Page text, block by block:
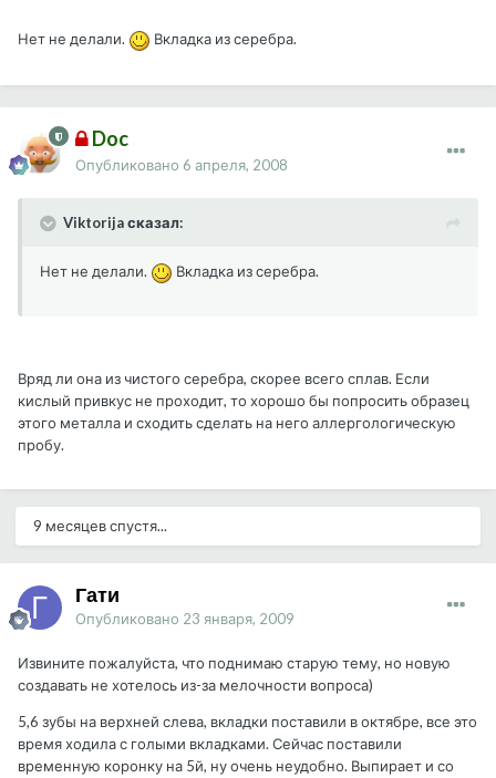
Нет не делали. Вкладка из серебра.
Doc
Опубликовано 6 апреля, 2008
Viktorija сказал:
Нет не делали. Вкладка из серебра.
Вряд ли она из чистого серебра, скорее всего сплав. Если
кислый привкус не проходит, то хорошо бы попросить образец
этого металла и сходить сделать на него аллергологическую
пробу.
9 месяцев спустя...
Гати
Опубликовано 23 января, 2009
Извините пожалуйста, что поднимаю старую тему, но новую
создавать не хотелось из-за мелочности вопроса)
5,6 зубы на верхней слева, вкладки поставили в октябре, все это
время ходила с голыми вкладками. Сейчас поставили
временную коронку на 5й, ну очень неудобно. Выпирает и со